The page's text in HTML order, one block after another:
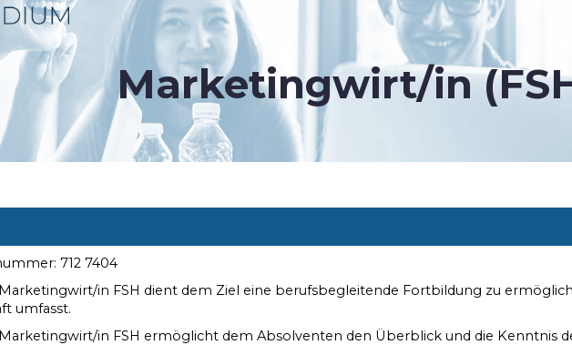
Marketingwirt/in
712 7404
in FSH dient dem Ziel eine berufsbegleitende Fortbildung zu
umfasst.
in FSH ermöglicht dem Absolventen den Überblick und die Kenntnis